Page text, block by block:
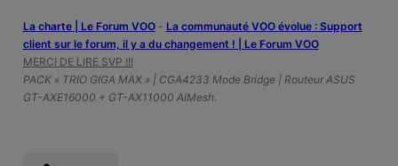
La charte | Le Forum VOO- ‎La communauté VOO évolue : Support
client sur le forum, il y a du changement ! | Le Forum VOO
MERCI DE LIRE SVP !!!
PACK « TRIO GIGA MAX » | CGA4233 Mode Bridge | Routeur ASUS
GT-AXE16000 + GT-AX11000 AiMesh.